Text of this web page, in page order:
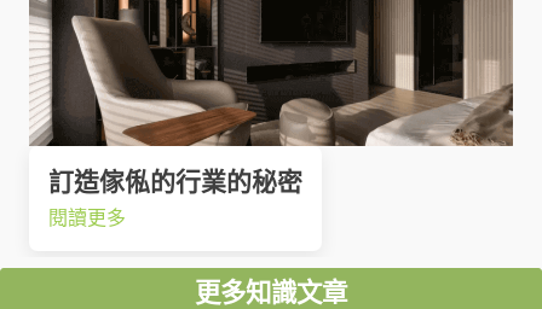
訂造傢俬的行業的秘密
閱讀更多
更多知識文章